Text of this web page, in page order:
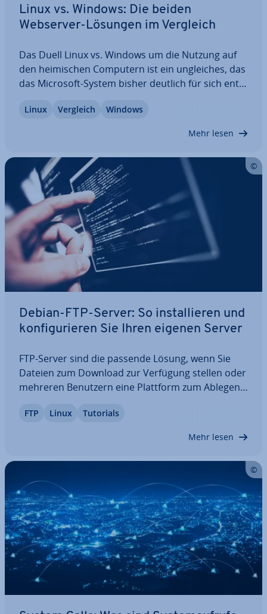
Linux vs. Windows: Die beiden
Webserver-Lösungen im Vergleich
Das Duell Linux vs. Windows um die Nutzung auf
den hei­mi­schen Computern ist ein un­glei­ches, das
das Microsoft-System bisher deutlich für sich ent­
Servern aus: Hier rangiert Linux seit den Anfängen
Linux Vergleich Windows
Mehr lesen
Debian-FTP-Server: So in­stal­lie­ren und
kon­fi­gu­rie­ren Sie Ihren eigenen Server
FTP-Server sind die passende Lösung, wenn Sie
Dateien zum Download zur Verfügung stellen oder
mehreren Benutzern eine Plattform zum Ablegen
auch bei der Pflege von Web­prä­sen­zen spielt die
FTP Linux Tutorials
Mehr lesen